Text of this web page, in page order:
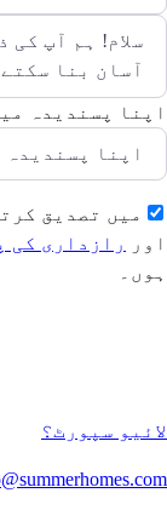
اپنا پسندیدہ
میں تصدیق
اور
رازداری کی
ہوں۔
لائیو سپورٹ؟